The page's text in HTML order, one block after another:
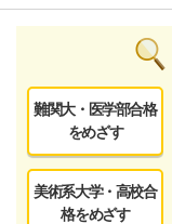
難関大・医学部合格
をめざす
美術系大学・高校合
格をめざす